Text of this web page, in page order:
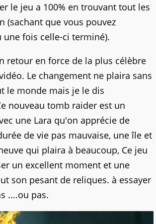
le jeu a 100% en trouvant tout les
(sachant que vous pouvez
fois celle-ci terminé).
retour en force de la plus célèbre
Le changement ne plaira sans
le monde mais je le dis
nouveau tomb raider est un
une Lara qu'on apprécie de
de vie pas mauvaise, une île et
qui plaira à beaucoup, Ce jeu
un excellent moment et une
son pesant de reliques. à essayer
....ou pas.